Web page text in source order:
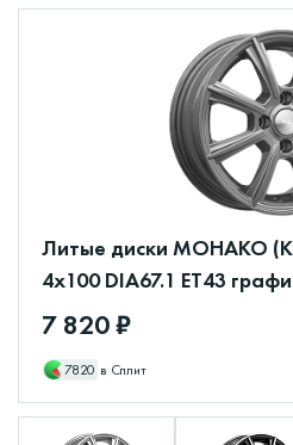
Литые диски МОНАКО
4x100 DIA67.1 ET43
7 820 ₽
7820 в Сплит